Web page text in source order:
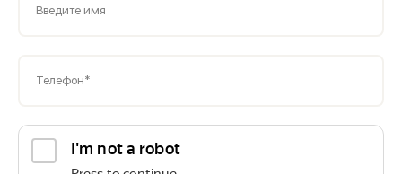
Введите имя
Телефон*